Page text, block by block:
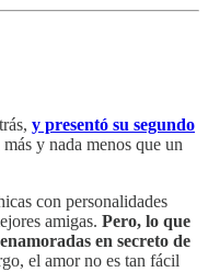
y presentó su segundo
más y nada menos que un
con personalidades
amigas. Pero, lo que
en secreto de
el amor no es tan fácil